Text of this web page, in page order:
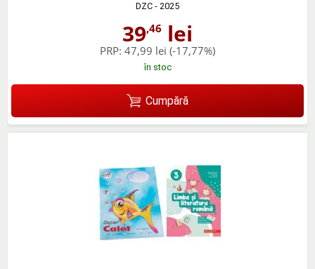
DZC - 2025
39,46 lei
PRP: 47,99 lei (-17,77%)
în stoc
Cumpără